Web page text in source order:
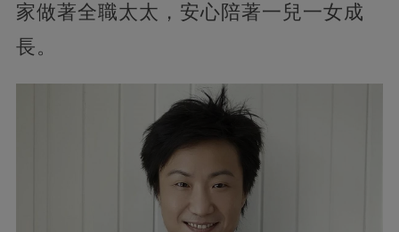
家做著全職太太，安心陪著一兒一女成
長。